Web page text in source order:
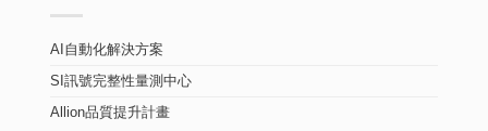
AI自動化解決方案
SI訊號完整性量測中心
Allion品質提升計畫